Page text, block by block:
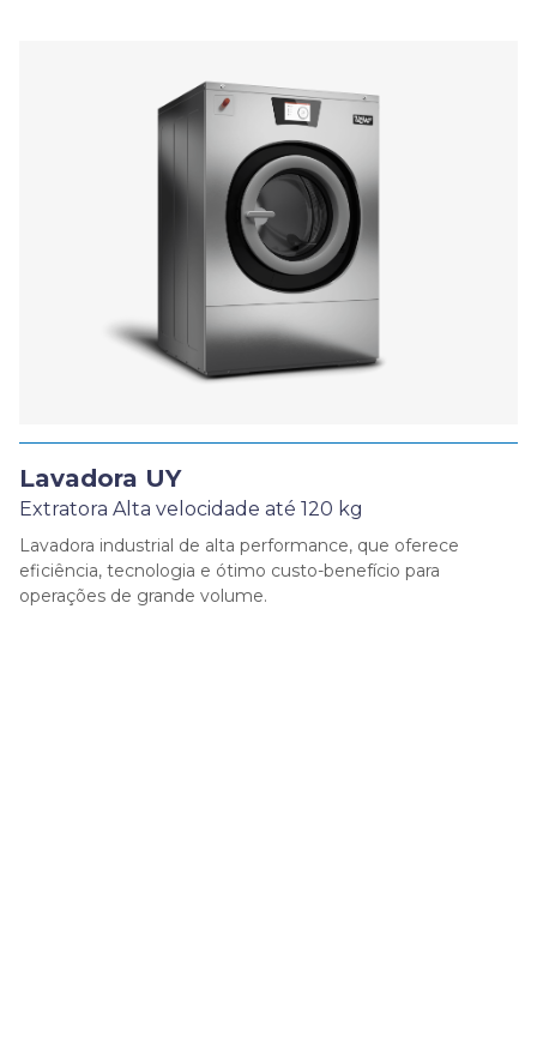
Lavadora UY
Extratora Alta velocidade até 120 kg
Lavadora industrial de alta performance, que oferece
eficiência, tecnologia e ótimo custo-benefício para
operações de grande volume.